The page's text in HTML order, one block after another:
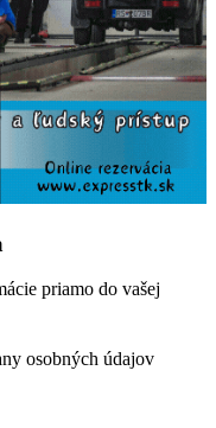
priamo do vašej
osobných údajov